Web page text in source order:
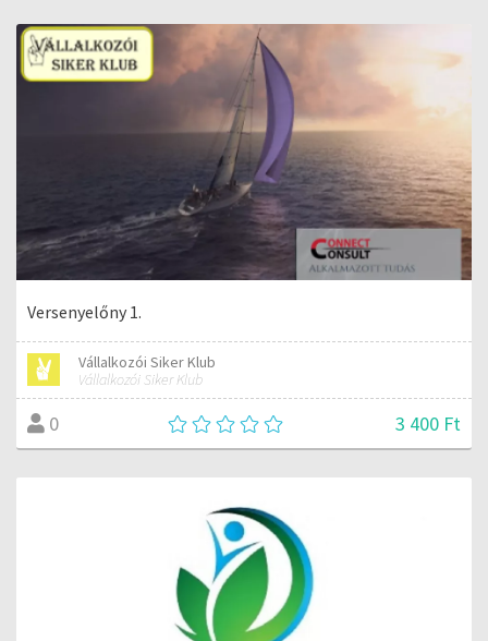
Versenyelőny 1.
Vállalkozói Siker Klub
Vállalkozói Siker Klub
0 3 400 Ft